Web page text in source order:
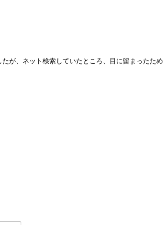
が、ネット検索していたところ、目に留まったた